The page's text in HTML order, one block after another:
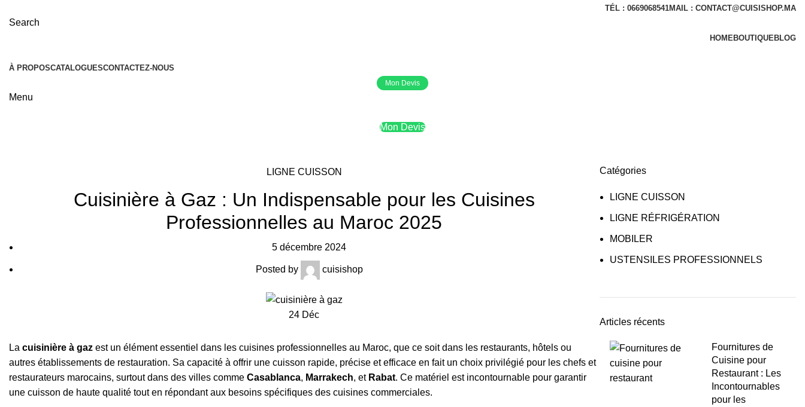
TÉL : 0669068541MAIL : CONTACT@CUISISHOP.MA
Search
HOMEBOUTIQUEBLOG
À PROPOSCATALOGUESCONTACTEZ-NOUS
Mon Devis
Menu
Mon Devis
LIGNE CUISSON
Cuisinière à Gaz : Un Indispensable pour les Cuisines
Professionnelles au Maroc 2025
5 décembre 2024
Posted by cuisishop
24 Déc
La cuisinière à gaz est un élément essentiel dans les cuisines professionnelles au Maroc, que ce soit dans les restaurants, hôtels ou
autres établissements de restauration. Sa capacité à offrir une cuisson rapide, précise et efficace en fait un choix privilégié pour les chefs et
restaurateurs marocains, surtout dans des villes comme Casablanca, Marrakech, et Rabat. Ce matériel est incontournable pour garantir
une cuisson de haute qualité tout en répondant aux besoins spécifiques des cuisines commerciales.
Catégories
LIGNE CUISSON
LIGNE RÉFRIGÉRATION
MOBILER
USTENSILES PROFESSIONNELS
Articles récents
Fournitures de
Cuisine pour
Restaurant : Les
Incontournables
pour les